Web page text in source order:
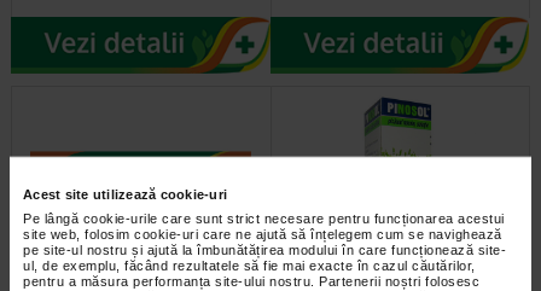
Acest site utilizează cookie-uri
Pe lângă cookie-urile care sunt strict necesare pentru funcționarea acestui
site web, folosim cookie-uri care ne ajută să înțelegem cum se navighează
pe site-ul nostru și ajută la îmbunătățirea modului în care funcționează site-
ul, de exemplu, făcând rezultatele să fie mai exacte în cazul căutărilor,
pentru a măsura performanța site-ului nostru. Partenerii noștri folosesc
No-Spa sol.inj.20mg/ml
Pinosol sol.naz.x10 ml